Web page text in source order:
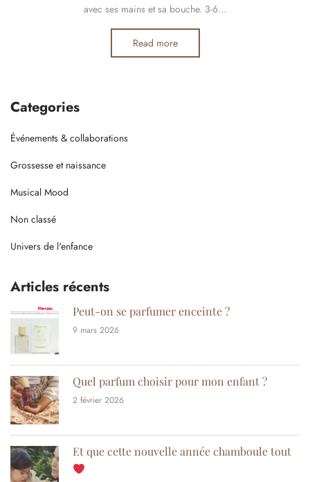
avec ses mains et sa bouche. 3-6…
Read more
Categories
Événements & collaborations
Grossesse et naissance
Musical Mood
Non classé
Univers de l'enfance
Articles récents
Peut-on se parfumer enceinte ?
9 mars 2026
Quel parfum choisir pour mon enfant ?
2 février 2026
Et que cette nouvelle année chamboule tout